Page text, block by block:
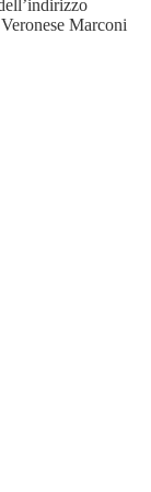
Marconi